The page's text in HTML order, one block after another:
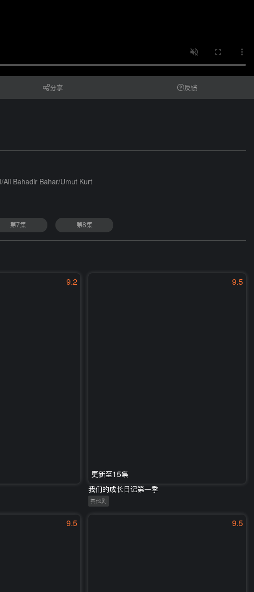
分享 反馈
/Ali Bahadir Bahar/Umut Kurt
第7集 第8集
9.2 9.5
更新至15集
我们的成长日记第一季
其他剧
9.5 9.5